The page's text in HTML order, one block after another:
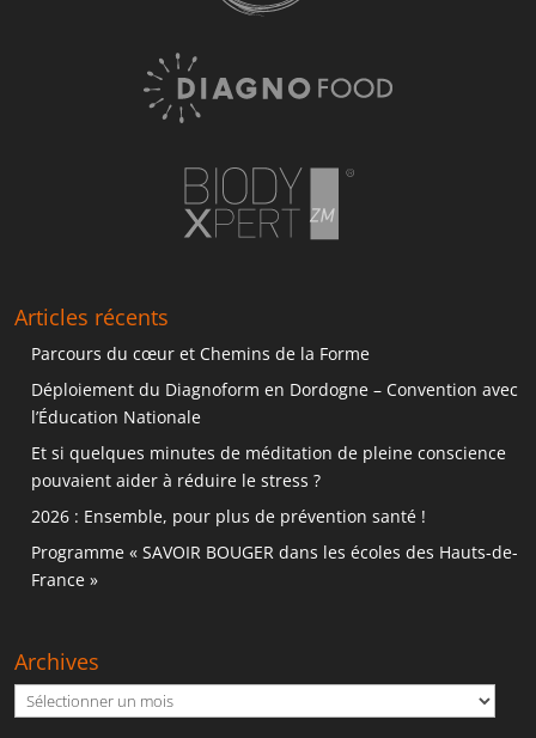
Articles récents
Parcours du cœur et Chemins de la Forme
Déploiement du Diagnoform en Dordogne – Convention avec
l’Éducation Nationale
Et si quelques minutes de méditation de pleine conscience
pouvaient aider à réduire le stress ?
2026 : Ensemble, pour plus de prévention santé !
Programme « SAVOIR BOUGER dans les écoles des Hauts-de-
France »
Archives
Archives